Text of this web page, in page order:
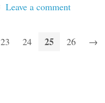
Leave a comment
23 24 25 26 →